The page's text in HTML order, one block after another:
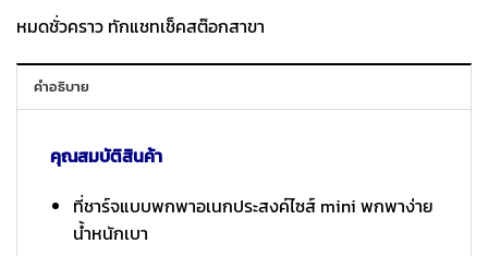
1,190 ฿.1,070 ฿.
หมดชั่วคราว ทักแชทเช็คสต๊อกสาขา
คำอธิบาย
คุณสมบัติสินค้า
ที่ชาร์จแบบพกพาอเนกประสงค์ไซส์ mini พกพาง่าย
น้ำหนักเบา